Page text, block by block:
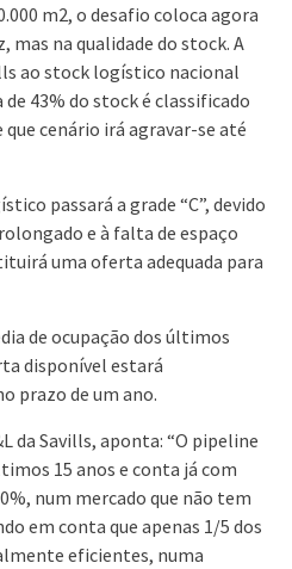
m2, o desafio coloca agora
mas na qualidade do stock. A
ao stock logístico nacional
43% do stock é classificado
cenário irá agravar-se até
passará a grade “C”, devido
e à falta de espaço
uma oferta adequada para
de ocupação dos últimos
disponível estará
prazo de um ano.
da Savills, aponta: “O pipeline
15 anos e conta já com
num mercado que não tem
em conta que apenas 1/5 dos
eficientes, numa